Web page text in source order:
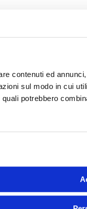
contenuti ed
sul modo in cui
potrebbero